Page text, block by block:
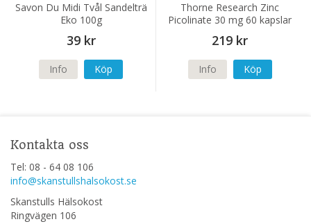
Savon Du Midi Tvål Sandelträ
Eko 100g
39 kr
Info Köp
Thorne Research Zinc
Picolinate 30 mg 60 kapslar
219 kr
Info Köp
Kontakta oss
Tel: 08 - 64 08 106
info@skanstullshalsokost.se
Skanstulls Hälsokost
Ringvägen 106